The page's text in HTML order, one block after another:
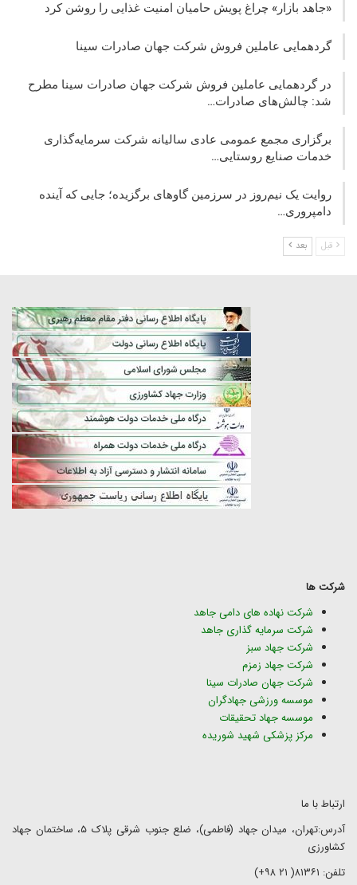
«جاهد بازار» چراغ پویش حامیان امنیت غذایی را روشن کرد
گردهمایی عاملین فروش شرکت جهان صادرات سینا
در گردهمایی عاملین فروش شرکت جهان صادرات سینا مطرح
شد: چالش‌های صادرات…
برگزاری مجمع عمومی عادی سالیانه شرکت سرمایه‌گذاری
خدمات صنایع روستایی…
روایت یک نیم‌روز در سرزمین گاوهای برگزیده؛ جایی که آینده
دامپروری…
قبل بعد
شرکت ها
شرکت نهاده های دامی جاهد
شرکت سرمایه گذاری جاهد
شرکت جهاد سبز
شرکت جهاد زمزم
شرکت جهان صادرات سینا
موسسه ورزشی جهادگران
موسسه جهاد تحقیقات
مرکز پزشکی شهید شوریده
ارتباط با ما
آدرس:تهران، میدان جهاد (فاطمی)، ضلع جنوب شرقی پلاک ۵، ساختمان جهاد
کشاورزی
تلفن: ۸۱۳۶۱( ۲۱ ۹۸+)